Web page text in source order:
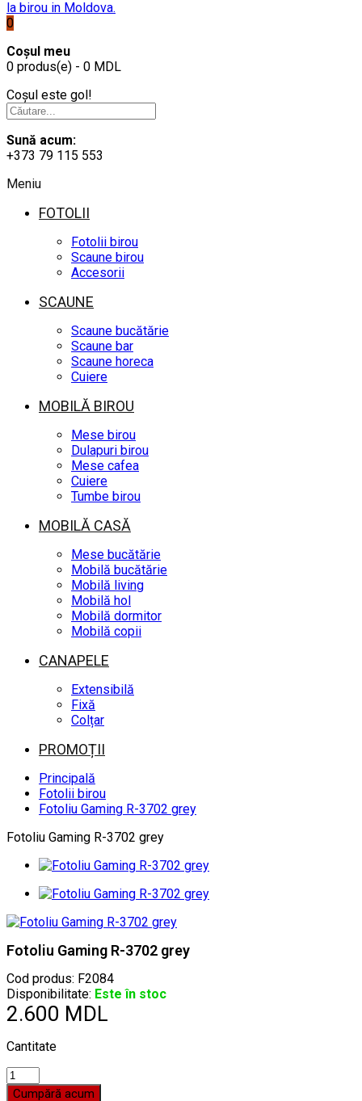
0
Coșul meu
0 produs(e) - 0 MDL
Coșul este gol!
Sună acum:
+373 79 115 553
Meniu
FOTOLII
Fotolii birou
Scaune birou
Accesorii
SCAUNE
Scaune bucătărie
Scaune bar
Scaune horeca
Cuiere
MOBILĂ BIROU
Mese birou
Dulapuri birou
Mese cafea
Cuiere
Tumbe birou
MOBILĂ CASĂ
Mese bucătărie
Mobilă bucătărie
Mobilă living
Mobilă hol
Mobilă dormitor
Mobilă copii
CANAPELE
Extensibilă
Fixă
Colțar
PROMOȚII
Principală
Fotolii birou
Fotoliu Gaming R-3702 grey
Fotoliu Gaming R-3702 grey
Fotoliu Gaming R-3702 grey
Cod produs: F2084
Disponibilitate: Este în stoc
2.600 MDL
Cantitate